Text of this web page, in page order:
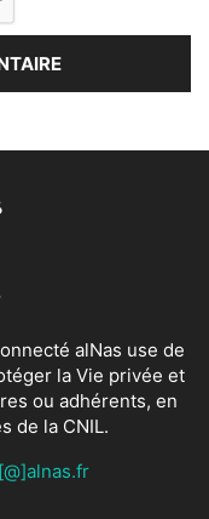
alNas use de
la Vie privée et
ou adhérents, en
de la CNIL.